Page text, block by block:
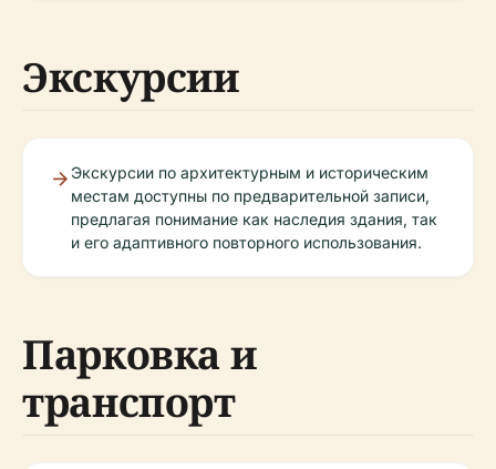
Экскурсии
Экскурсии по архитектурным и историческим
местам доступны по предварительной записи,
предлагая понимание как наследия здания, так
и его адаптивного повторного использования.
Парковка и
транспорт